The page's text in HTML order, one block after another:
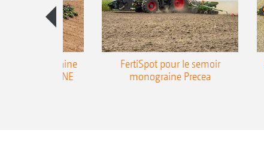
monograine
TCC AMAZONE
FertiSpot pour le semoir
monograine Precea